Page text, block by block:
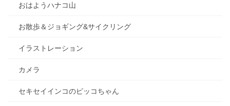
おはようハナコ山
お散歩＆ジョギング&サイクリング
イラストレーション
カメラ
セキセイインコのピッコちゃん